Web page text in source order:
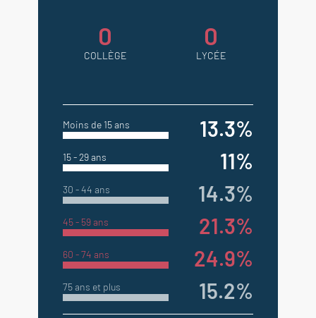
0
COLLÈGE
0
LYCÉE
Moins de 15 ans 13.3%
15 - 29 ans 11%
30 - 44 ans 14.3%
45 - 59 ans 21.3%
60 - 74 ans 24.9%
75 ans et plus 15.2%